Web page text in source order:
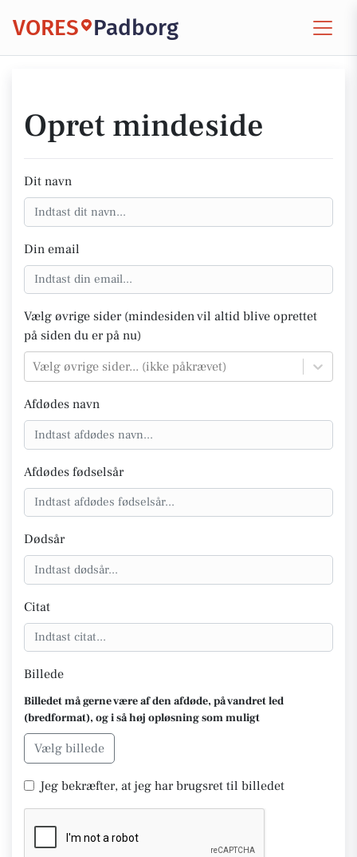
VORES Padborg
Opret mindeside
Dit navn
Din email
Vælg øvrige sider (mindesiden vil altid blive oprettet
på siden du er på nu)
Vælg øvrige sider... (ikke påkrævet)
Afdødes navn
Afdødes fødselsår
Dødsår
Citat
Billede
Billedet må gerne være af den afdøde, på vandret led
(bredformat), og i så høj opløsning som muligt
Vælg billede
Jeg bekræfter, at jeg har brugsret til billedet